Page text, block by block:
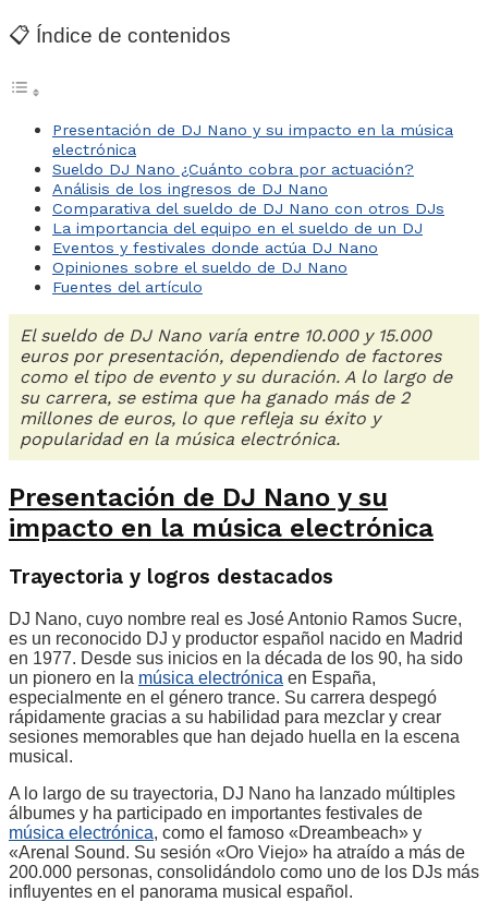
📋 Índice de contenidos
Presentación de DJ Nano y su impacto en la música
electrónica
Sueldo DJ Nano ¿Cuánto cobra por actuación?
Análisis de los ingresos de DJ Nano
Comparativa del sueldo de DJ Nano con otros DJs
La importancia del equipo en el sueldo de un DJ
Eventos y festivales donde actúa DJ Nano
Opiniones sobre el sueldo de DJ Nano
Fuentes del artículo
El sueldo de DJ Nano varía entre 10.000 y 15.000
euros por presentación, dependiendo de factores
como el tipo de evento y su duración. A lo largo de
su carrera, se estima que ha ganado más de 2
millones de euros, lo que refleja su éxito y
popularidad en la música electrónica.
Presentación de DJ Nano y su
impacto en la música electrónica
Trayectoria y logros destacados
DJ Nano, cuyo nombre real es José Antonio Ramos Sucre,
es un reconocido DJ y productor español nacido en Madrid
en 1977. Desde sus inicios en la década de los 90, ha sido
un pionero en la música electrónica en España,
especialmente en el género trance. Su carrera despegó
rápidamente gracias a su habilidad para mezclar y crear
sesiones memorables que han dejado huella en la escena
musical.
A lo largo de su trayectoria, DJ Nano ha lanzado múltiples
álbumes y ha participado en importantes festivales de
música electrónica, como el famoso «Dreambeach» y
«Arenal Sound. Su sesión «Oro Viejo» ha atraído a más de
200.000 personas, consolidándolo como uno de los DJs más
influyentes en el panorama musical español.